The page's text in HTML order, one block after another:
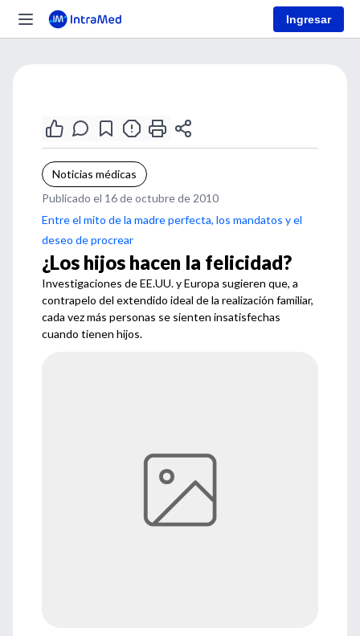
Ingresar
Noticias médicas
Publicado el 16 de octubre de 2010
Entre el mito de la madre perfecta, los mandatos y el
deseo de procrear
¿Los hijos hacen la felicidad?
Investigaciones de EE.UU. y Europa sugieren que, a
contrapelo del extendido ideal de la realización familiar,
cada vez más personas se sienten insatisfechas
cuando tienen hijos.